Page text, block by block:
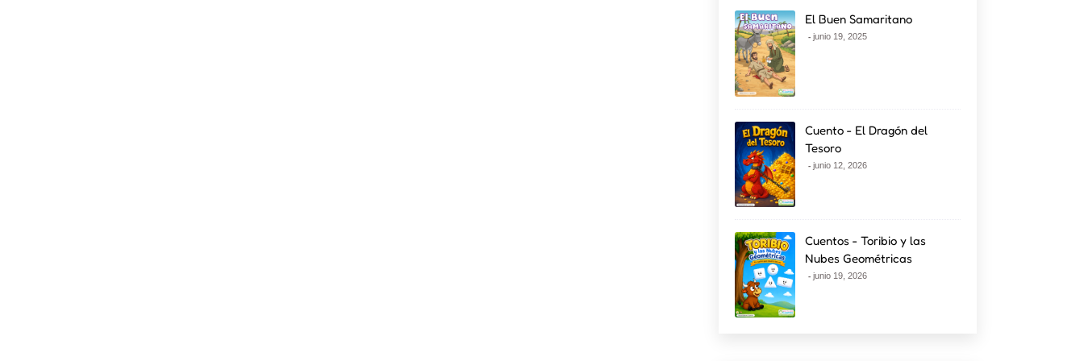
El Buen Samaritano
junio 19, 2025
Cuento - El Dragón del
Tesoro
junio 12, 2026
Cuentos - Toribio y las
Nubes Geométricas
junio 19, 2026